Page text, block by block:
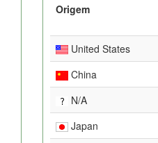
Origem
United States
China
N/A
Japan